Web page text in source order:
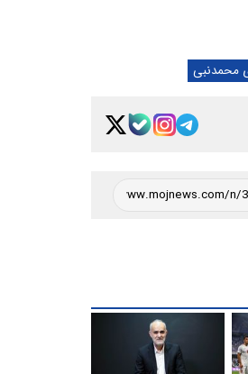
محمدنبی